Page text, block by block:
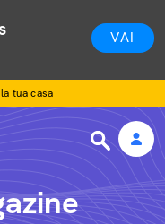
VAI
tua casa